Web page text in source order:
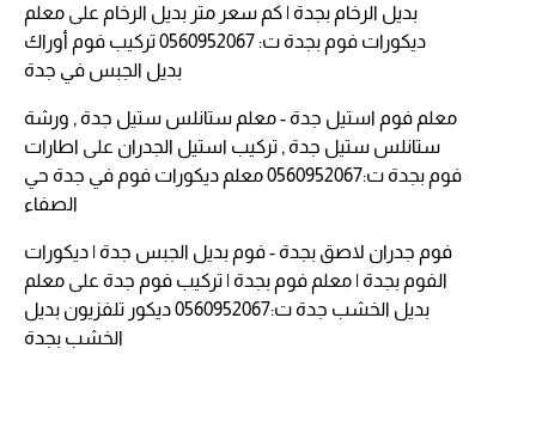
بديل الرخام بجدة | كم سعر متر بديل الرخام على معلم
ديكورات فوم بجدة ت: 0560952067 تركيب فوم أوراك
بديل الجبس في جدة
معلم فوم استيل جدة - معلم ستانلس ستيل جدة , ورشة
ستانلس ستيل جدة , تركيب استيل الجدران على اطارات
فوم بجدة ت:0560952067 معلم ديكورات فوم في جدة حي
الصفاء
فوم جدران لاصق بجدة - فوم بديل الجبس جدة | ديكورات
الفوم بجدة | معلم فوم بجدة | تركيب فوم جدة على معلم
بديل الخشب جدة ت:0560952067 ديكور تلفزيون بديل
الخشب بجدة